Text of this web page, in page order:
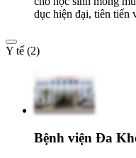
dục hiện đại, tiên tiến
Y tế (2)
Bệnh viện Đa